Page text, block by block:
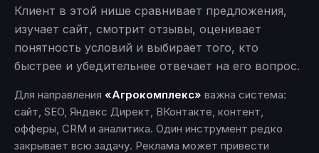
Клиент в этой нише сравнивает предложения,
изучает сайт, смотрит отзывы, оценивает
понятность условий и выбирает того, кто
быстрее и убедительнее отвечает на его вопрос.
Для направления «Агрокомплекс» важна система:
сайт, SEO, Яндекс Директ, ВКонтакте, контент,
офферы, CRM и аналитика. Один инструмент редко
закрывает всю задачу. Реклама может привести